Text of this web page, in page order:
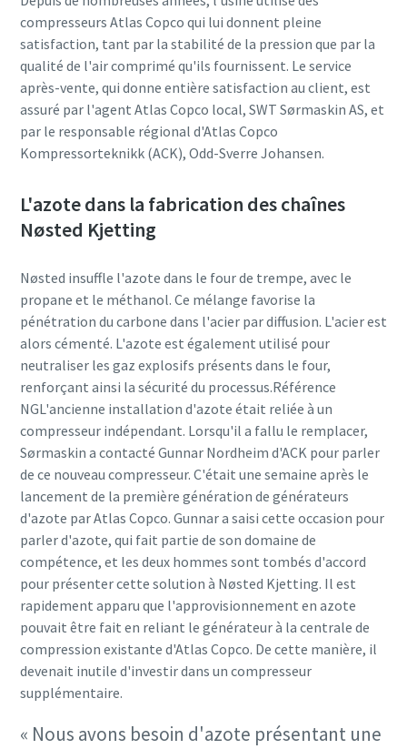
compresseurs Atlas Copco qui lui donnent pleine
satisfaction, tant par la stabilité de la pression que par la
qualité de l'air comprimé qu'ils fournissent. Le service
après-vente, qui donne entière satisfaction au client, est
assuré par l'agent Atlas Copco local, SWT Sørmaskin AS, et
par le responsable régional d'Atlas Copco
Kompressorteknikk (ACK), Odd-Sverre Johansen.
L'azote dans la fabrication des chaînes
Nøsted Kjetting
Nøsted insuffle l'azote dans le four de trempe, avec le
propane et le méthanol. Ce mélange favorise la
pénétration du carbone dans l'acier par diffusion. L'acier est
alors cémenté. L'azote est également utilisé pour
neutraliser les gaz explosifs présents dans le four,
renforçant ainsi la sécurité du processus.Référence
NGL'ancienne installation d'azote était reliée à un
compresseur indépendant. Lorsqu'il a fallu le remplacer,
Sørmaskin a contacté Gunnar Nordheim d'ACK pour parler
de ce nouveau compresseur. C'était une semaine après le
lancement de la première génération de générateurs
d'azote par Atlas Copco. Gunnar a saisi cette occasion pour
parler d'azote, qui fait partie de son domaine de
compétence, et les deux hommes sont tombés d'accord
pour présenter cette solution à Nøsted Kjetting. Il est
rapidement apparu que l'approvisionnement en azote
pouvait être fait en reliant le générateur à la centrale de
compression existante d'Atlas Copco. De cette manière, il
devenait inutile d'investir dans un compresseur
supplémentaire.
« Nous avons besoin d'azote présentant une